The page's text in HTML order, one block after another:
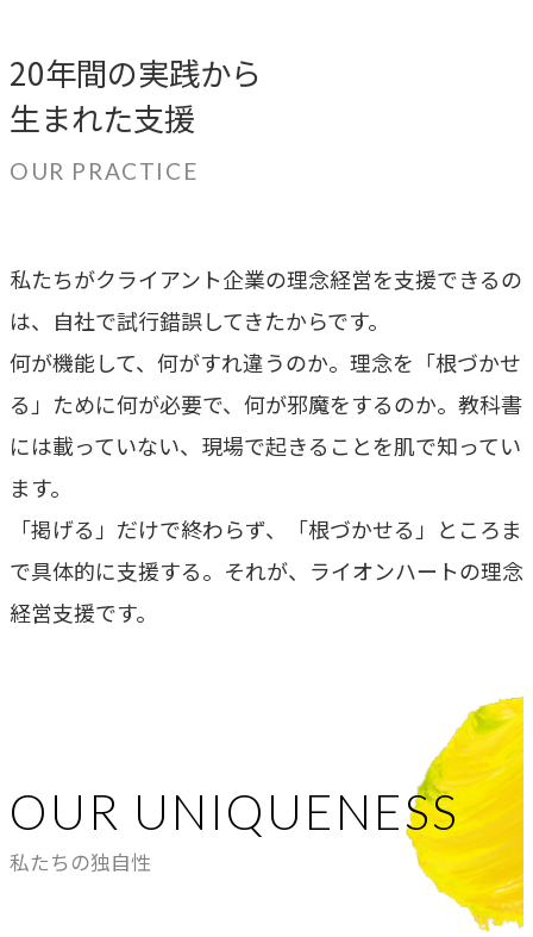
実現したい世界観
理念
大切にする価値観
実践する行動基準
存在意義
→
未来を共創する姿勢
カルチャー
→
COMPANY
企業情報
ライオンハートの基本情報
20年間の実践から
生まれた支援
OUR PRACTICE
私たちがクライアント企業の理念経営を支援できるの
は、自社で試行錯誤してきたからです。
何が機能して、何がすれ違うのか。理念を「根づかせ
る」ために何が必要で、何が邪魔をするのか。教科書
には載っていない、現場で起きることを肌で知ってい
ます。
「掲げる」だけで終わらず、「根づかせる」ところま
で具体的に支援する。それが、ライオンハートの理念
経営支援です。
OUR UNIQUENESS
私たちの独自性